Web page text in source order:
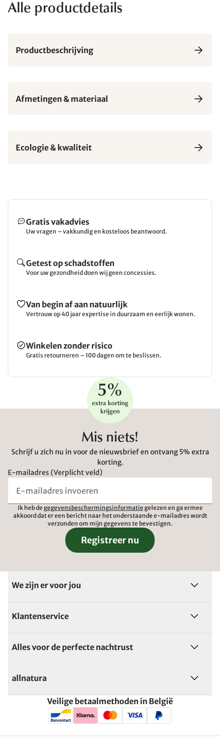
Alle productdetails
Productbeschrijving
Afmetingen & materiaal
Ecologie & kwaliteit
Gratis vakadvies
Uw vragen – vakkundig en kosteloos beantwoord.
Getest op schadstoffen
Voor uw gezondheid doen wij geen concessies.
Van begin af aan natuurlijk
Vertrouw op 40 jaar expertise in duurzaam en eerlijk wonen.
Winkelen zonder risico
Gratis retourneren – 100 dagen om te beslissen.
Mis niets!
Schrijf u zich nu in voor de nieuwsbrief en ontvang 5% extra
korting.
E-mailadres (Verplicht veld)
Ik heb de gegevensbeschermingsinformatie gelezen en ga ermee
akkoord dat er een bericht naar het onderstaande e-mailadres wordt
verzonden om mijn gegevens te bevestigen.
Registreer nu
We zijn er voor jou
Klantenservice
Alles voor de perfecte nachtrust
allnatura
Veilige betaalmethoden in België